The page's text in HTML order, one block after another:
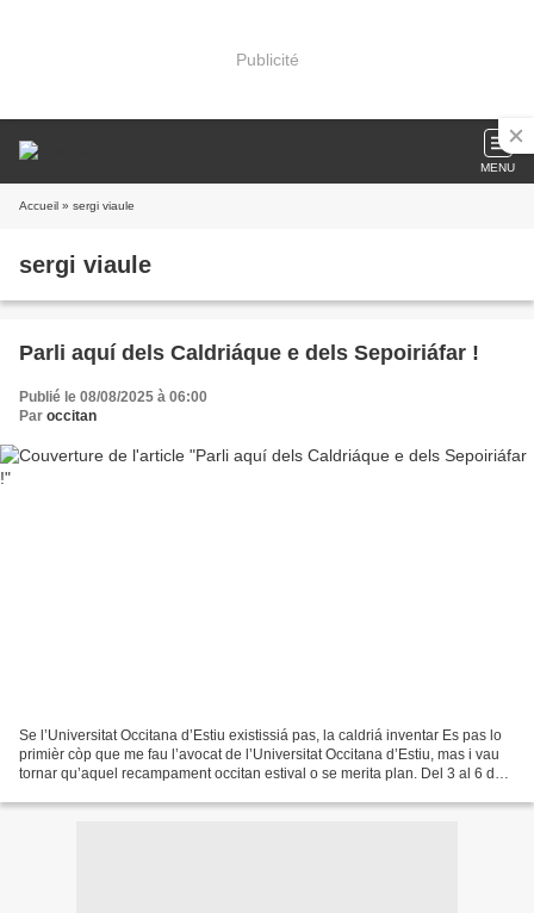
Publicité
MENU
Accueil » sergi viaule
sergi viaule
Parli aquí dels Caldriáque e dels Sepoiriáfar !
Publié le 08/08/2025 à 06:00
Par occitan
Se l’Universitat Occitana d’Estiu existissiá pas, la caldriá inventar Es pas lo
primièr còp que me fau l’avocat de l’Universitat Occitana d’Estiu, mas i vau
tornar qu’aquel recampament occitan estival o se merita plan. Del 3 al 6 de